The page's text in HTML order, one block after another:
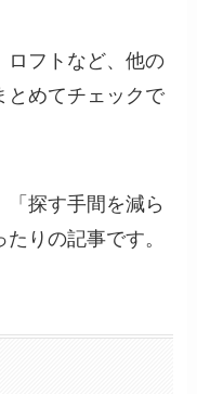
ロフトなど、他の
とめてチェックで
「探す手間を減ら
りの記事です。